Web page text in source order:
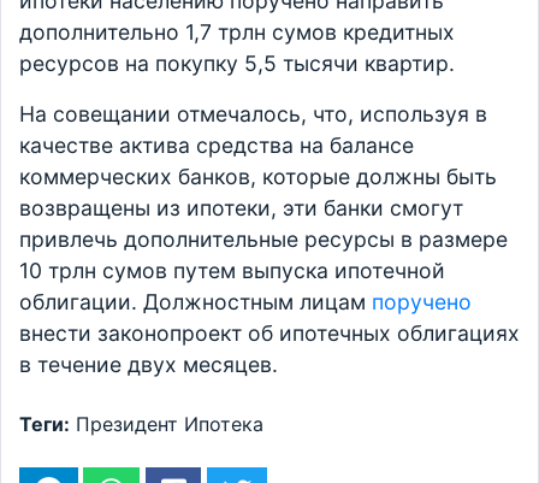
дополнительно 1,7 трлн сумов кредитных
ресурсов на покупку 5,5 тысячи квартир.
На совещании отмечалось, что, используя в
качестве актива средства на балансе
коммерческих банков, которые должны быть
возвращены из ипотеки, эти банки смогут
привлечь дополнительные ресурсы в размере
10 трлн сумов путем выпуска ипотечной
облигации. Должностным лицам поручено
внести законопроект об ипотечных облигациях
в течение двух месяцев.
Теги: Президент Ипотека